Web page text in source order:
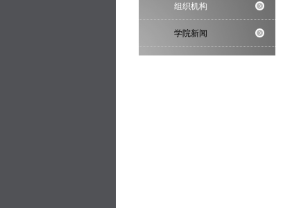
组织机构
学院新闻